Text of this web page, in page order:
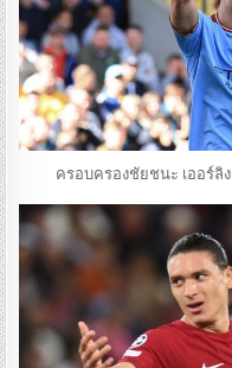
ครอบครองชัยชนะ เออร์ลิ